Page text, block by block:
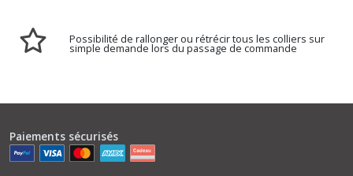
Possibilité de rallonger ou rétrécir tous les colliers sur
simple demande lors du passage de commande
Paiements sécurisés